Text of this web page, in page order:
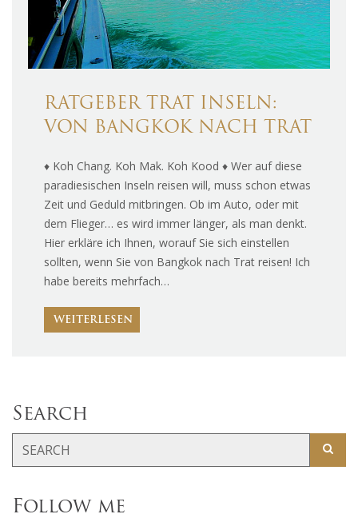
RATGEBER TRAT INSELN:
VON BANGKOK NACH TRAT
♦ Koh Chang. Koh Mak. Koh Kood ♦ Wer auf diese
paradiesischen Inseln reisen will, muss schon etwas
Zeit und Geduld mitbringen. Ob im Auto, oder mit
dem Flieger… es wird immer länger, als man denkt.
Hier erkläre ich Ihnen, worauf Sie sich einstellen
sollten, wenn Sie von Bangkok nach Trat reisen! Ich
habe bereits mehrfach…
WEITERLESEN
Search
Follow me